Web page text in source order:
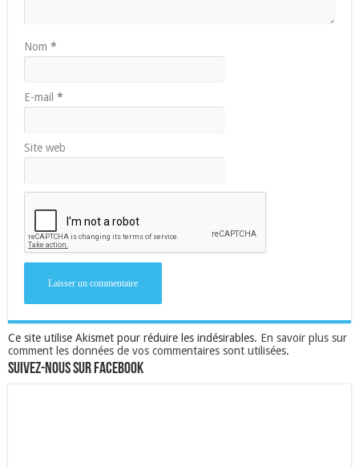
Nom *
E-mail *
Site web
Ce site utilise Akismet pour réduire les indésirables. En savoir plus sur
comment les données de vos commentaires sont utilisées.
Suivez-nous sur Facebook